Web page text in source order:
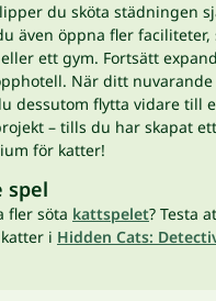
du sköta städningen
även öppna fler faciliteter,
ett gym. Fortsätt
När ditt
dessutom flytta vidare till
– tills du har skapat
för katter!
spel
fler söta kattspelet? Testa
i Hidden Cats: